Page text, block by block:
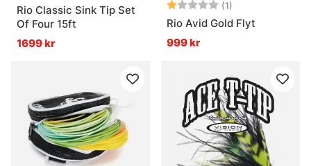
Rio Classic Sink Tip Set
Of Four 15ft
1699 kr
Betyg: (1)
Rio Avid Gold Flyt
999 kr